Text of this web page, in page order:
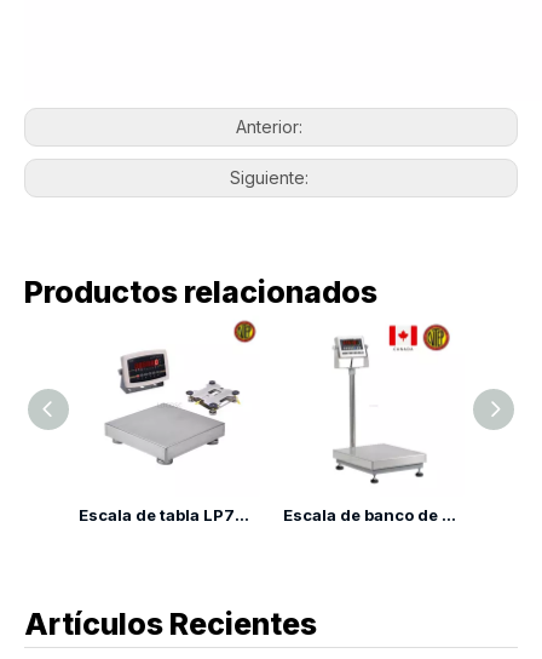
Anterior:
Siguiente:
Productos relacionados
Escala de tabla LP7615 con ángulo indicador ajustable Escala de banco de estampado LP7611
Artículos Recientes